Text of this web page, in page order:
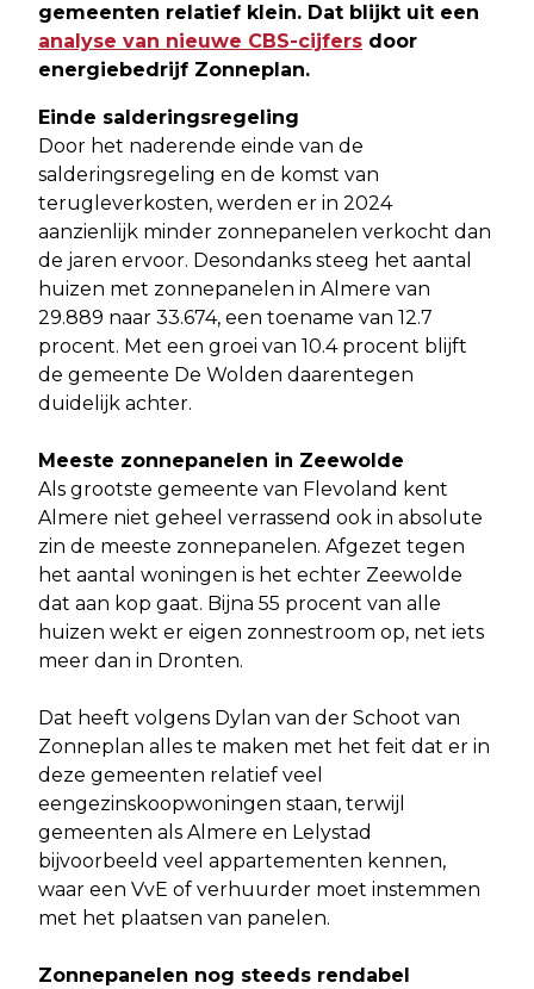
gemeenten relatief klein. Dat blijkt uit een
analyse van nieuwe CBS-cijfers door
energiebedrijf Zonneplan.
Einde salderingsregeling
Door het naderende einde van de
salderingsregeling en de komst van
terugleverkosten, werden er in 2024
aanzienlijk minder zonnepanelen verkocht dan
de jaren ervoor. Desondanks steeg het aantal
huizen met zonnepanelen in Almere van
29.889 naar 33.674, een toename van 12.7
procent. Met een groei van 10.4 procent blijft
de gemeente De Wolden daarentegen
duidelijk achter.
Meeste zonnepanelen in Zeewolde
Als grootste gemeente van Flevoland kent
Almere niet geheel verrassend ook in absolute
zin de meeste zonnepanelen. Afgezet tegen
het aantal woningen is het echter Zeewolde
dat aan kop gaat. Bijna 55 procent van alle
huizen wekt er eigen zonnestroom op, net iets
meer dan in Dronten.
Dat heeft volgens Dylan van der Schoot van
Zonneplan alles te maken met het feit dat er in
deze gemeenten relatief veel
eengezinskoopwoningen staan, terwijl
gemeenten als Almere en Lelystad
bijvoorbeeld veel appartementen kennen,
waar een VvE of verhuurder moet instemmen
met het plaatsen van panelen.
Zonnepanelen nog steeds rendabel